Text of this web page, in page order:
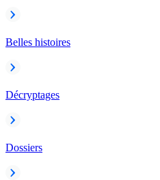
Belles histoires
Décryptages
Dossiers